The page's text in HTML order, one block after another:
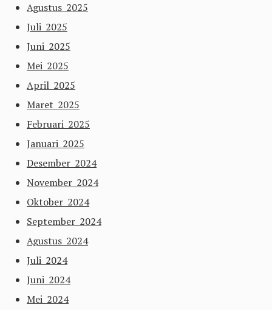
Agustus 2025
Juli 2025
Juni 2025
Mei 2025
April 2025
Maret 2025
Februari 2025
Januari 2025
Desember 2024
November 2024
Oktober 2024
September 2024
Agustus 2024
Juli 2024
Juni 2024
Mei 2024